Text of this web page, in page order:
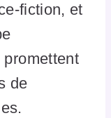
fiction, et
de